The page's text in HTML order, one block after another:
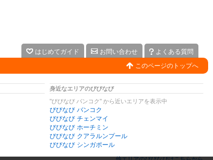
はじめてガイド お問い合わせ
よくある質問
このページのトップへ
身近なエリアのびびなび
"びびなび バンコク" から近いエリアを表示中
びびなび バンコク
びびなび チェンマイ
びびなび ホーチミン
びびなび クアラルンプール
びびなび シンガポール